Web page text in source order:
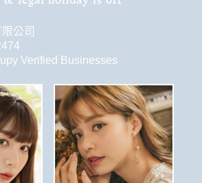
公司
Verified Businesses